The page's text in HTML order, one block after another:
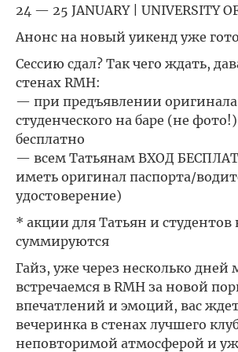
24 — 25 JANUARY | UNIVERSITY
Анонс на новый уикенд уже
Сессию сдал? Так чего ждать,
стенах RMH:
— при предъявлении оригинала
студенческого на баре (не
бесплатно
— всем Татьянам ВХОД
иметь оригинал паспорта/
удостоверение)
* акции для Татьян и студентов
суммируются
Гайз, уже через несколько дней
встречаемся в RMH за новой
впечатлений и эмоций, вас
вечеринка в стенах лучшего
неповторимой атмосферой и